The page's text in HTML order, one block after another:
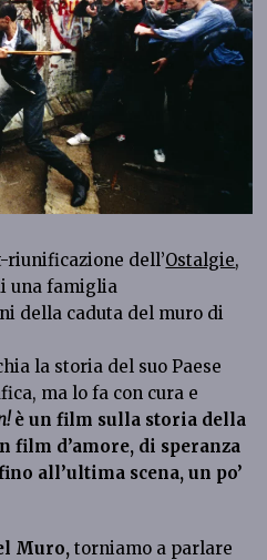
dell’Ostalgie,
una famiglia
della caduta del muro di
la storia del suo Paese
ma lo fa con cura e
è un film sulla storia della
film d’amore, di speranza
all’ultima scena, un po’
Muro, torniamo a parlare